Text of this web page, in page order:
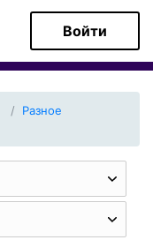
Войти
Разное